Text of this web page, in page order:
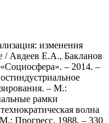
изменения
/ Авдеев Е.А., Бакланов
– 2014. –
– М.:
рамки
волна
Прогресс, 1988. – 330